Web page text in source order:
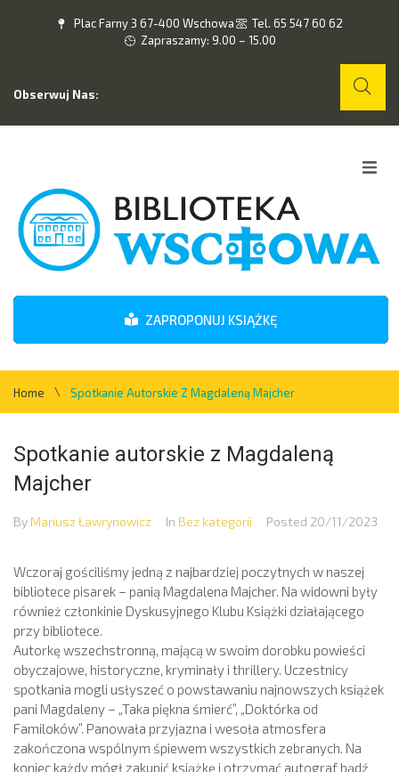
Plac Farny 3 67-400 Wschowa
Tel. 65 547 60 62
Zapraszamy: 9.00 – 15.00
Obserwuj Nas:
O nas
Wydarzenia
Kontakt
ZAPROPONUJ KSIĄŻKĘ
Home \ Spotkanie Autorskie Z Magdaleną Majcher
Spotkanie autorskie z Magdaleną
Majcher
By Mariusz Ławrynowicz In Bez kategorii Posted 20/11/2023
Wczoraj gościliśmy jedną z najbardziej poczytnych w naszej
bibliotece pisarek – panią Magdalena Majcher. Na widowni były
również członkinie Dyskusyjnego Klubu Książki działającego
przy bibliotece.
Autorkę wszechstronną, mającą w swoim dorobku powieści
obyczajowe, historyczne, kryminały i thrillery. Uczestnicy
spotkania mogli usłyszeć o powstawaniu najnowszych książek
pani Magdaleny – „Taka piękna śmierć”, „Doktórka od
Familoków”. Panowała przyjazna i wesoła atmosfera
zakończona wspólnym śpiewem wszystkich zebranych. Na
koniec każdy mógł zakupić książkę i otrzymać autograf bądź